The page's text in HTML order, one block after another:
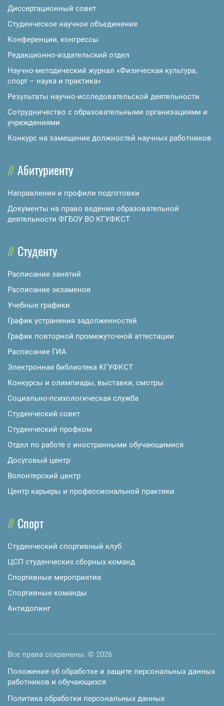
Диссертационный совет
Студенческое научное объединение
Конференции, конгрессы
Редакционно-издательский отдел
Научно-методический журнал «Физическая культура,
спорт – наука и практика»
Результаты научно-исследовательской деятельности
Сотрудничество с образовательными организациями и
учреждениями
Конкурс на замещение должностей научных работников
Абитуриенту
Направления и профили подготовки
Документы на право ведения образовательной
деятельности ФГБОУ ВО КГУФКСТ
Студенту
Расписание занятий
Расписание экзаменов
Учебные графики
График устранения задолженностей
График повторной промежуточной аттестации
Расписание ГИА
Электронная библиотека КГУФКСТ
Конкурсы и олимпиады, выставки, смотры
Социально-психологическая служба
Студенческий совет
Студенческий профком
Отдел по работе с иностранными обучающимися
Досуговый центр
Волонтерский центр
Центр карьеры и профессиональной практики
Спорт
Студенческий спортивный клуб
ЦСП студенческих сборных команд
Спортивные мероприятия
Спортивные команды
Антидопинг
Все права сохранены. © 2026
Положение об обработке и защите персональных данных
работников и обучающихся
Политика обработки персональных данных